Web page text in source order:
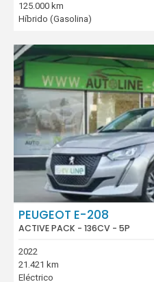
125.000 km
Híbrido (Gasolina)
PEUGEOT E-208
ACTIVE PACK - 136CV - 5P
2022
21.421 km
Eléctrico